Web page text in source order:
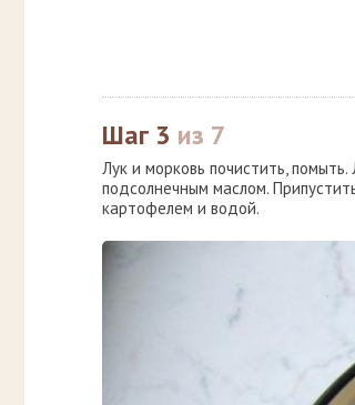
Шаг 3 из 7
Лук и морковь почистить,
подсолнечным маслом.
картофелем и водой.